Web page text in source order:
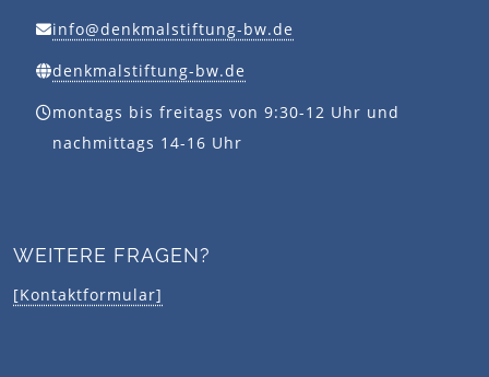
info@denkmalstiftung-bw.de
denkmalstiftung-bw.de
montags bis freitags von 9:30-12 Uhr und
nachmittags 14-16 Uhr
WEITERE FRAGEN?
[Kontaktformular]